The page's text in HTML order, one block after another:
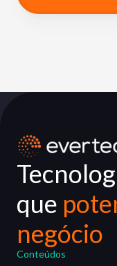
que
negócio
Conteúdos